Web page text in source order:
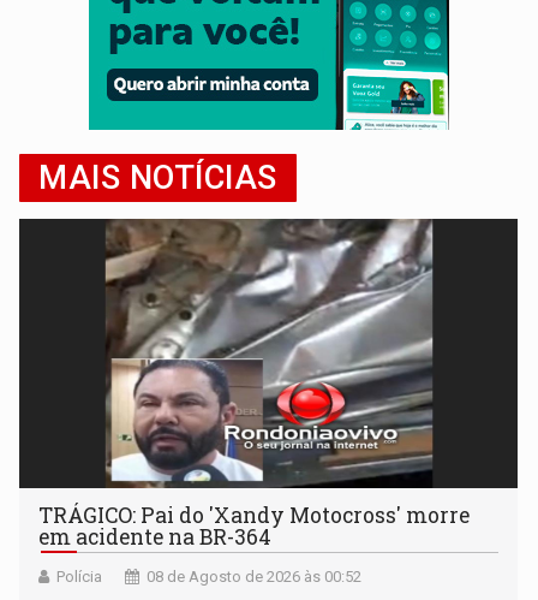
MAIS NOTÍCIAS
TRÁGICO: Pai do 'Xandy Motocross' morre
em acidente na BR-364
Polícia 08 de Agosto de 2026 às 00:52